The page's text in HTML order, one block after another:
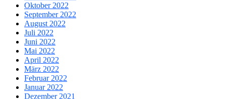
Oktober 2022
September 2022
August 2022
Juli 2022
Juni 2022
Mai 2022
April 2022
März 2022
Februar 2022
Januar 2022
Dezember 2021